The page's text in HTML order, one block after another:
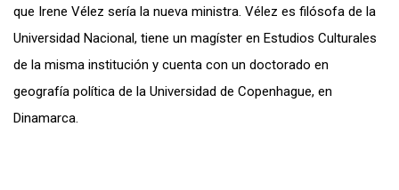
que Irene Vélez sería la nueva ministra. Vélez es filósofa de la
Universidad Nacional, tiene un magíster en Estudios Culturales
de la misma institución y cuenta con un doctorado en
geografía política de la Universidad de Copenhague, en
Dinamarca.